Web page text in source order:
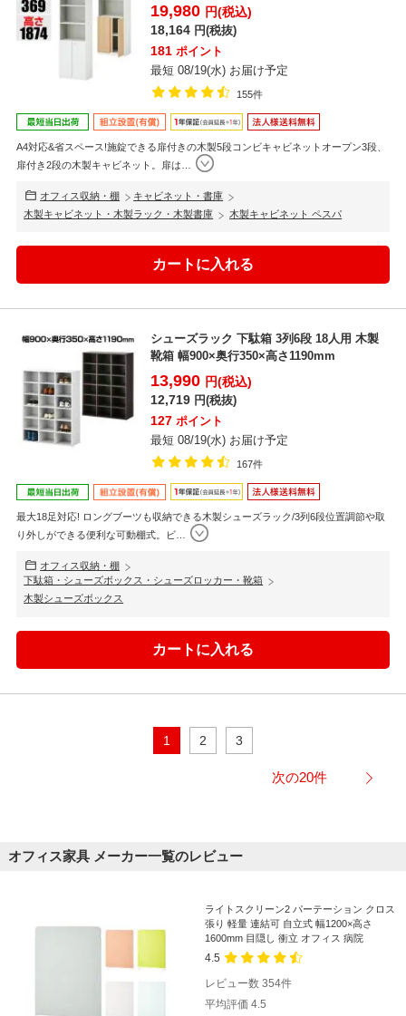
【ホ...
19,980 円(税込)
18,164 円(税抜)
181 ポイント
最短 08/19(水) お届け予定
155件
A4対応&省スペース!施錠できる扉付きの木製5段コンビキャビネットオープン3段、
扉付き2段の木製キャビネット。扉は
オフィス収納・棚
キャビネット・書庫
木製キャビネット・木製ラック・木製書庫
木製キャビネット ペスパ
シューズラック 下駄箱 3列6段 18人用 木製
靴箱 幅900×奥行350×高さ1190mm
13,990 円(税込)
12,719 円(税抜)
127 ポイント
最短 08/19(水) お届け予定
167件
最大18足対応! ロングブーツも収納できる木製シューズラック/3列6段位置調節や取
り外しができる便利な可動棚式。ビ…
オフィス収納・棚
下駄箱・シューズボックス・シューズロッカー・靴箱
木製シューズボックス
1 2 3
次の20件
オフィス家具 メーカー一覧のレビュー
ライトスクリーン2 パーテーション クロス
張り 軽量 連結可 自立式 幅1200×高さ
1600mm 目隠し 衝立 オフィス 病院
4.5
レビュー数 354件
平均評価 4.5